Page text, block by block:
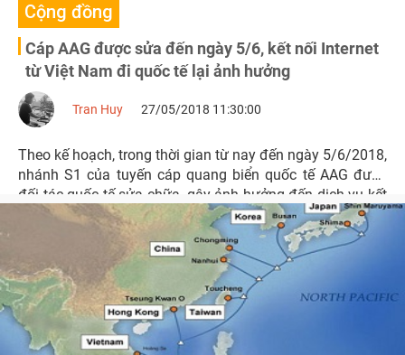
Cộng đồng
Cáp AAG được sửa đến ngày 5/6, kết nối Internet
từ Việt Nam đi quốc tế lại ảnh hưởng
Tran Huy 27/05/2018 11:30:00
Theo kế hoạch, trong thời gian từ nay đến ngày 5/6/2018,
nhánh S1 của tuyến cáp quang biển quốc tế AAG được
đối tác quốc tế sửa chữa, gây ảnh hưởng đến dịch vụ kết
nối Internet từ Việt Nam đi HongKong, Mỹ.